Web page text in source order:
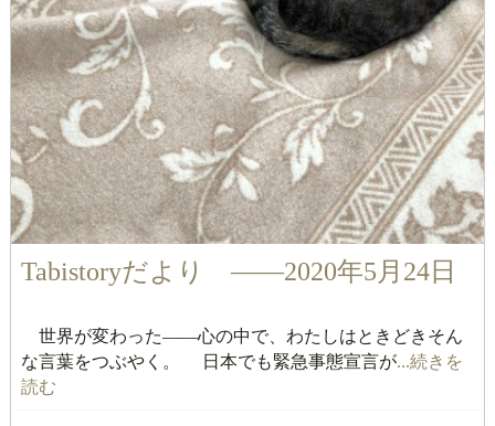
Tabistoryだより ――2020年5月24日
世界が変わった――心の中で、わたしはときどきそん
な言葉をつぶやく。 日本でも緊急事態宣言が...続きを
読む